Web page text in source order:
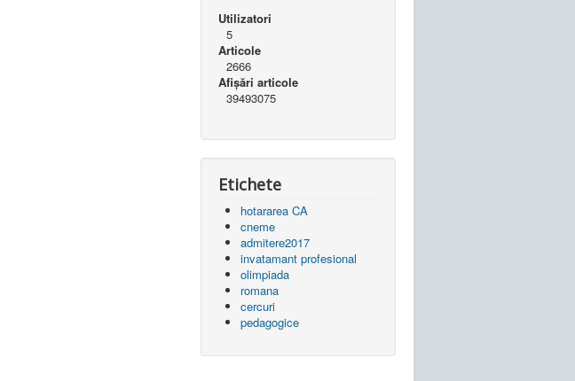
Utilizatori
5
Articole
2666
Afișări articole
39493075
Etichete
hotararea CA
cneme
admitere2017
invatamant profesional
olimpiada
romana
cercuri
pedagogice